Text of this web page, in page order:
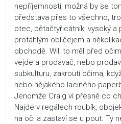
nepříjemnosti, možná by se
představa přes to všechno,
otec, pětačtyřicátník, vysoký a
protáhlým obličejem a
obchodě. Will to měl před
vejde a prodavač, nebo
subkulturu, zakroutí očima,
nebo nějakého laciného
Jenomže Craig ví přesně co
Najde v regálech roubík,
na oči a zastaví se u pout. Ty